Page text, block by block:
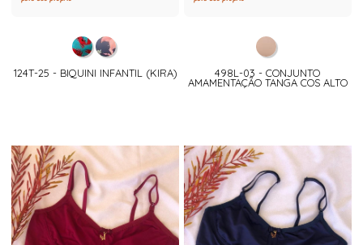
124T-25 - BIQUINI INFANTIL (KIRA) 498L-03 - CONJUNTO
AMAMENTAÇÃO TANGA COS ALTO